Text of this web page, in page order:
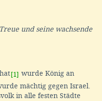
und seine wachsende
[1] wurde König an
mächtig gegen Israel.
in alle festen Städte